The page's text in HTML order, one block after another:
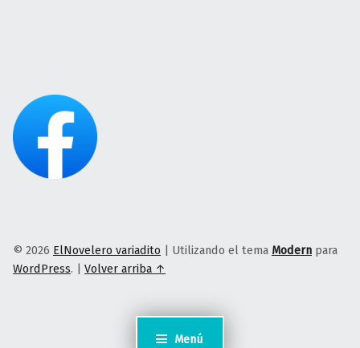
Menú
© 2026 ElNovelero variadito | Utilizando el tema Modern para
WordPress. | Volver arriba ↑